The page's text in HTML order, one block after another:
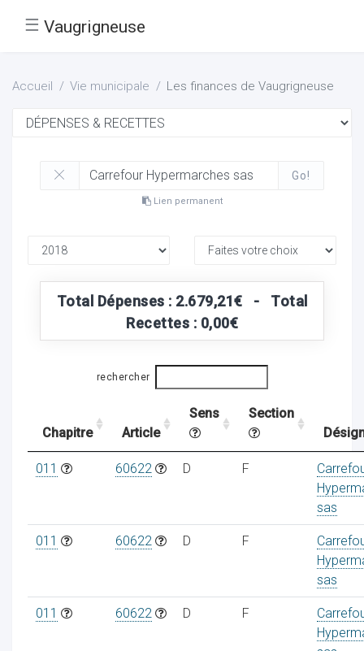
☰ Vaugrigneuse
Accueil Vie municipale Les finances de Vaugrigneuse
Go!
Lien permanent
Total Dépenses : 2.679,21€ - Total
Recettes : 0,00€
rechercher
Chapitre Article
Sens
Section
011 60622 D F
sas
011 60622 D F
sas
011 60622 D F